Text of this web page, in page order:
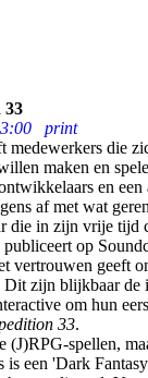
33
print
medewerkers die
maken en
en een
af met wat
die in zijn vrije tijd
publiceert op
vertrouwen geeft
zijn blijkbaar de
om hun
33.
(J)RPG-spellen,
is een 'Dark